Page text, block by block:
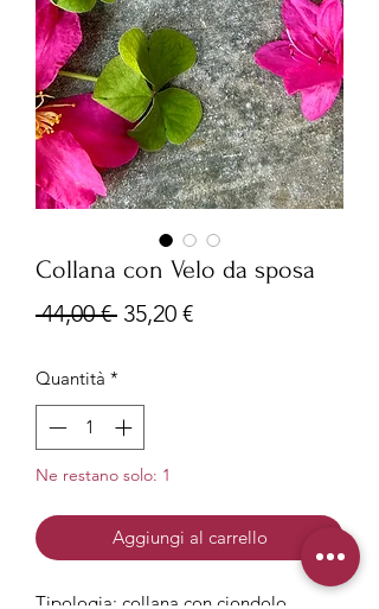
Collana con Velo da sposa
44,00 € Prezzo
35,20 €Prezzo
Quantità *
Ne restano solo: 1
Aggiungi al carrello
Tipologia: collana con ciondolo